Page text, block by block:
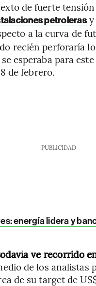
de fuerte
petroleras
a la curva de
recién perforaría
esperaba para
de febrero.
PUBLICIDAD
energía lidera y
ve recorrido
de los analistas
de su target de